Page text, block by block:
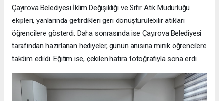
Çayırova Belediyesi İklim Değişikliği ve Sıfır Atık Müdürlüğü
ekipleri, yanlarında getirdikleri geri dönüştürülebilir atıkları
öğrencilere gösterdi. Daha sonrasında ise Çayırova Belediyesi
tarafından hazırlanan hediyeler, günün anısına minik öğrencilere
takdim edildi. Eğitim ise, çekilen hatıra fotoğrafıyla sona erdi.